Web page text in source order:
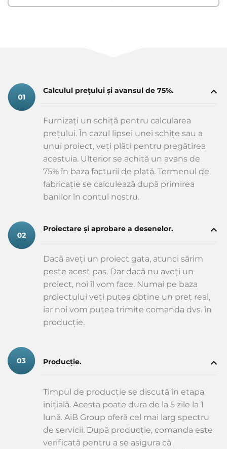
Calculul prețului și avansul de 75%.
Furnizați un schiță pentru calcularea
prețului. În cazul lipsei unei schițe sau a
unui proiect, veți plăti pentru pregătirea
acestuia. Ulterior se achită un avans de
75% în baza facturii de plată. Termenul de
fabricație se calculează după primirea
banilor în contul nostru.
Proiectare și aprobare a desenelor.
Dacă aveți un proiect gata, atunci sărim
peste acest pas. Dar dacă nu aveți un
proiect, noi îl vom face. Numai pe baza
proiectului veți putea obține un preț real,
iar noi vom putea trimite comanda dvs. în
producție.
Producție.
Timpul de producție se discută în etapa
inițială. Acesta poate dura de la 5 zile la 1
lună. AiB Group oferă cel mai larg spectru
de servicii. După producție, comanda este
verificată pentru a se asigura că